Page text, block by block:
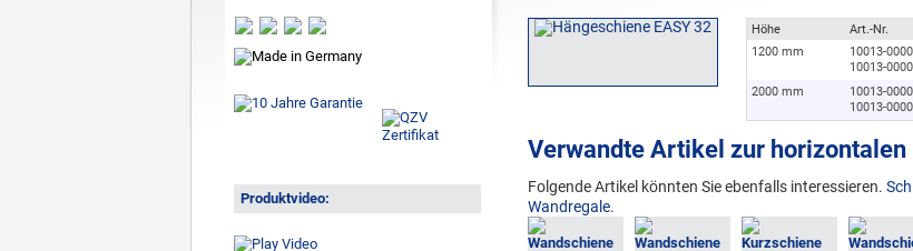
Produktvideo:
Höhe Art.-Nr.
1200 mm
10013-
10013-
2000 mm
10013-
10013-
Verwandte Artikel zur
Folgende Artikel könnten Sie ebenfalls interessieren.
Wandregale.